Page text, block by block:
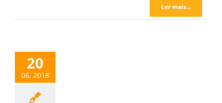
Ler mais...
20
06, 2018